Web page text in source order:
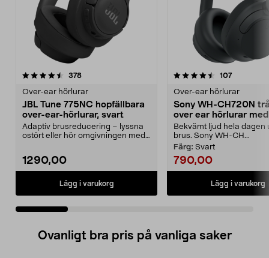
378recensioner
Over-ear hörlurar
JBL Tune 775NC hopfällbara
over-ear-hörlurar, svart
Adaptiv brusreducering – lyssna
ostört eller hör omgivningen med
1290,00
Lägg i varukorg
4.5 av 5 stjärnor 107
Over-ear hörlurar
Sony WH-CH720N
over ear hörlurar med
brusreducering
Bekvämt ljud hela dagen
brus. Sony WH-CH...
Färg: Svart
790,00
Lägg i varukorg
4.0 av 5 stjärnor
Ovanligt bra pris på vanliga saker